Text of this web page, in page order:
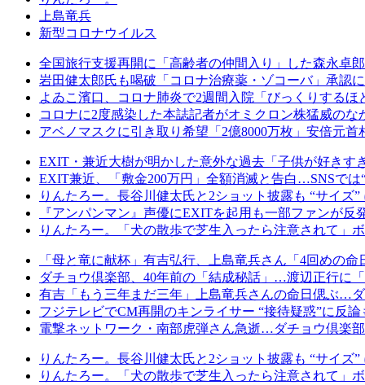
上島竜兵
新型コロナウイルス
全国旅行支援再開に「高齢者の仲間入り」した森永卓
岩田健太郎氏も喝破「コロナ治療薬・ゾコーバ」承認
よゐこ濱口、コロナ肺炎で2週間入院「びっくりするほ
コロナに2度感染した本誌記者がオミクロン株猛威のな
アベノマスクに引き取り希望「2億8000万枚」安倍元
EXIT・兼近大樹が明かした意外な過去「子供が好きす
EXIT兼近、「敷金200万円」全額消滅と告白…SNSでは
りんたろー。長谷川健太氏と2ショット披露も “サイズ
『アンパンマン』声優にEXITを起用も一部ファンが
りんたろー。「犬の散歩で芝生入ったら注意されて
「母と竜に献杯」有吉弘行、上島竜兵さん「4回めの
ダチョウ倶楽部、40年前の「結成秘話」…渡辺正行に
有吉「もう三年まだ三年」上島竜兵さんの命日偲ぶ…
フジテレビでCM再開のキンライサー “接待疑惑”に反
電撃ネットワーク・南部虎弾さん急逝…ダチョウ倶楽
りんたろー。長谷川健太氏と2ショット披露も “サイズ
りんたろー。「犬の散歩で芝生入ったら注意されて